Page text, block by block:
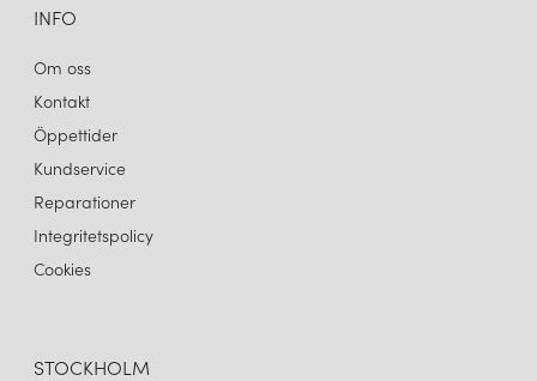
INFO
Om oss
Kontakt
Öppettider
Kundservice
Reparationer
Integritetspolicy
Cookies
STOCKHOLM